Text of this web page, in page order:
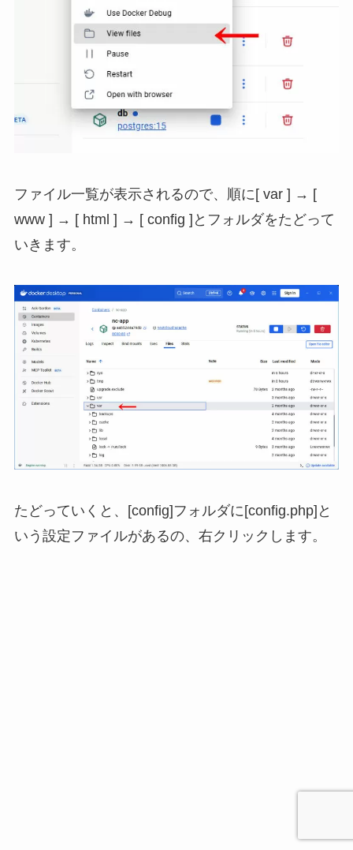
ファイル一覧が表示されるので、順に[ var ] → [
www ] → [ html ] → [ config ]とフォルダをたどって
いきます。
たどっていくと、[config]フォルダに[config.php]と
いう設定ファイルがあるの、右クリックします。